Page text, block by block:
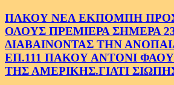
ΠΑΚΟΥ ΝΕΑ ΕΚΠΟΜΠΗ
ΟΛΟΥΣ ΠΡΕΜΙΕΡΑ ΣΗΜΕΡΑ
ΔΙΑΒΑΙΝΟΝΤΑΣ ΤΗΝ
ΕΠ.111 ΠΑΚΟΥ ΑΝΤΟΝΙ
ΤΗΣ ΑΜΕΡΙΚΗΣ.ΓΙΑΤΙ